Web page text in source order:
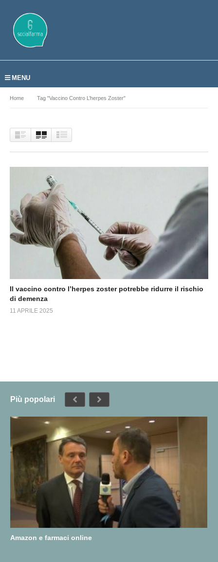
MENU
Home Tag "vaccino Contro L’herpes Zoster"
Il vaccino contro l’herpes zoster potrebbe ridurre il rischio
di demenza
11 APRILE 2025
Più popolari
Amazon e farmaci online